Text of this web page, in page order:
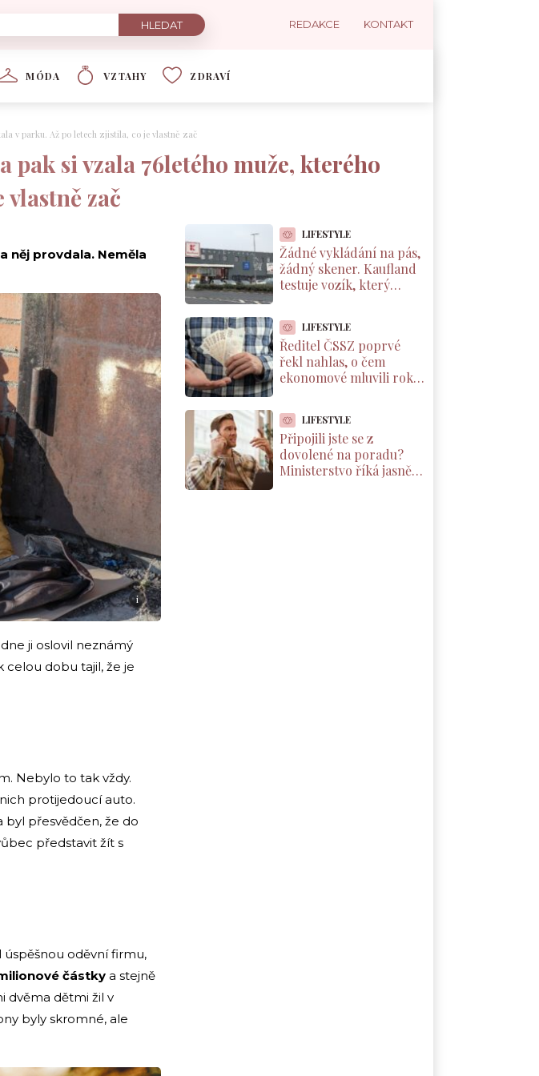
REDAKCE KONTAKT
MÓDA VZTAHY ZDRAVÍ
v parku. Až po letech zjistila, co je vlastně zač
pak si vzala 76letého muže, kterého
zač
něj provdala. Neměla
i
ji oslovil neznámý
celou dobu tajil, že je
Nebylo to tak vždy.
protijedoucí auto.
byl přesvědčen, že do
představit žít s
oděvní firmu,
částky a stejně
dvěma dětmi žil v
byly skromné, ale
LIFESTYLE
Žádné vykládání na pás,
žádný skener. Kaufland
testuje vozík, který
sebe
LIFESTYLE
Ředitel ČSSZ poprvé
řekl nahlas, o čem
ekonomové mluvili roky.
o 1800 Kč měsíčně
LIFESTYLE
Připojili jste se z
dovolené na poradu?
Ministerstvo říká jasně: